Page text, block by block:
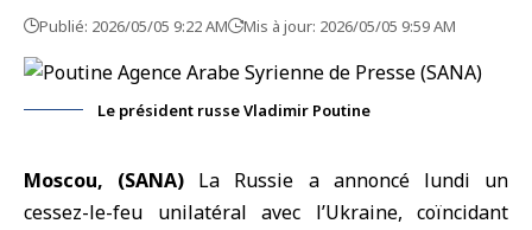
Publié: 2026/05/05 9:22 AM Mis à jour: 2026/05/05 9:59 AM
Le président russe Vladimir Poutine
Moscou, (SANA) La Russie a annoncé lundi un
cessez-le-feu unilatéral avec l’Ukraine, coïncidant